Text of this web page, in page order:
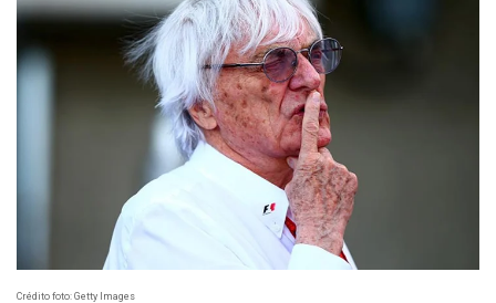
Crédito foto: Getty Images